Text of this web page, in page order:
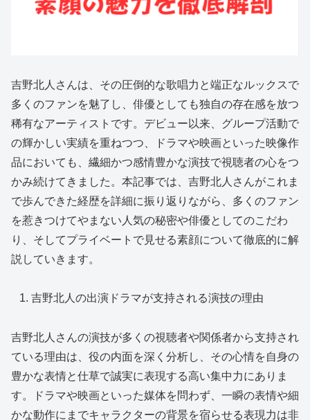
吉野北人さんは、その圧倒的な歌唱力と端正なルックスで
多くのファンを魅了し、俳優としても独自の存在感を放つ
稀有なアーティストです。デビュー以来、グループ活動で
の輝かしい実績を重ねつつ、ドラマや映画といった映像作
品においても、繊細かつ感情豊かな演技で視聴者の心をつ
かみ続けてきました。本記事では、吉野北人さんがこれま
で歩んできた経歴を詳細に振り返りながら、多くのファン
を惹きつけてやまない人気の秘密や俳優としてのこだわ
り、そしてプライベートで見せる素顔について徹底的に解
説していきます。
吉野北人の出演ドラマが支持される演技の理由
吉野北人さんの演技が多くの視聴者や関係者から支持され
ている理由は、役の内面を深く分析し、その心情を自身の
豊かな表情と仕草で誠実に表現する高い集中力にありま
す。ドラマや映画といった媒体を問わず、一瞬の表情や細
かな動作にまでキャラクターの背景を宿らせる表現力は非